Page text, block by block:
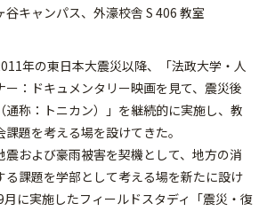
キャンパス、外濠校舎 S 406 教室
年の東日本大震災以降、「法政大学・人
ー：ドキュメンタリー映画を見て、震災後
通称：トニカン）」を継続的に実施し、教
題を考える場を設けてきた。
震および豪雨被害を契機として、地方の消
る課題を学部として考える場を新たに設け
に実施したフィールドスタディ「震災・復